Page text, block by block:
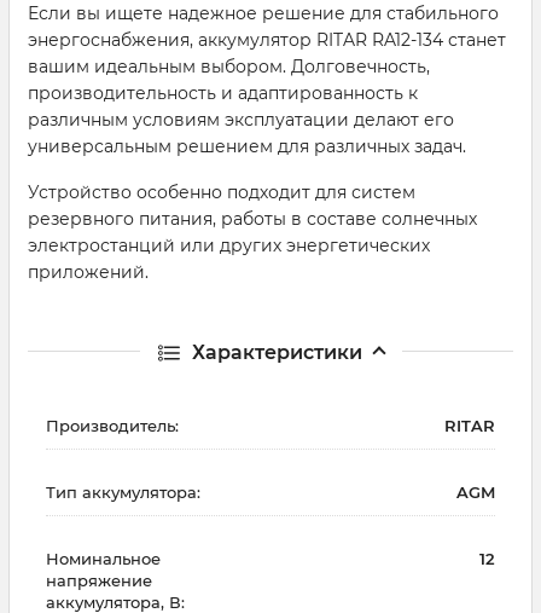
Если вы ищете надежное решение для стабильного
энергоснабжения, аккумулятор RITAR RA12-134 станет
вашим идеальным выбором. Долговечность,
производительность и адаптированность к
различным условиям эксплуатации делают его
универсальным решением для различных задач.
Устройство особенно подходит для систем
резервного питания, работы в составе солнечных
электростанций или других энергетических
приложений.
Характеристики
Производитель: RITAR
Тип аккумулятора: AGM
Номинальное
напряжение
аккумулятора, В:
12